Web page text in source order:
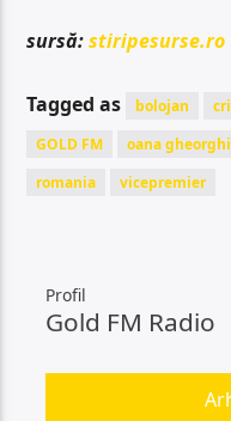
sursă:stiripesurse.ro
Tagged as bolojan
GOLD FM
oana
romania
vicepremier
Profil
Gold FM Radio